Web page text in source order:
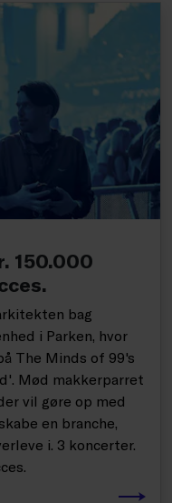
150.000
bag
i Parken, hvor
The Minds of 99's
Mød makkerparret
vil gøre op med
en branche,
i. 3 koncerter.